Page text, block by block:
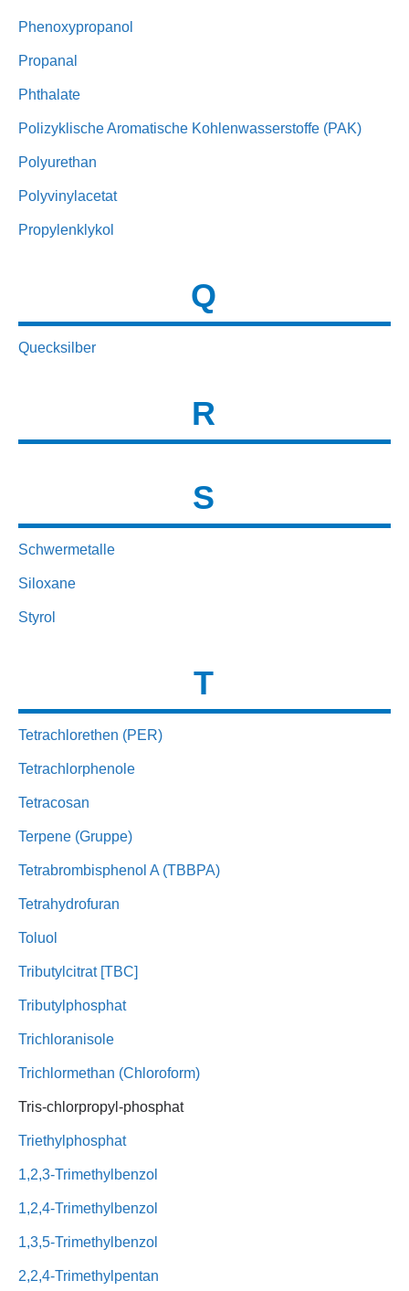
Phenoxypropanol
Propanal
Phthalate
Polizyklische Aromatische Kohlenwasserstoffe (PAK)
Polyurethan
Polyvinylacetat
Propylenklykol
Q
Quecksilber
R
S
Schwermetalle
Siloxane
Styrol
T
Tetrachlorethen (PER)
Tetrachlorphenole
Tetracosan
Terpene (Gruppe)
Tetrabrombisphenol A (TBBPA)
Tetrahydrofuran
Toluol
Tributylcitrat [TBC]
Tributylphosphat
Trichloranisole
Trichlormethan (Chloroform)
Tris-chlorpropyl-phosphat
Triethylphosphat
1,2,3-Trimethylbenzol
1,2,4-Trimethylbenzol
1,3,5-Trimethylbenzol
2,2,4-Trimethylpentan